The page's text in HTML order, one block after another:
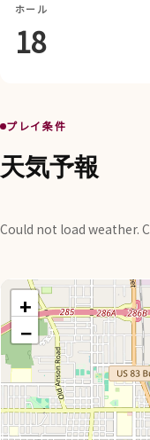
ホール
18
プレイ条件
天気予報
Could not load weather.
+
−